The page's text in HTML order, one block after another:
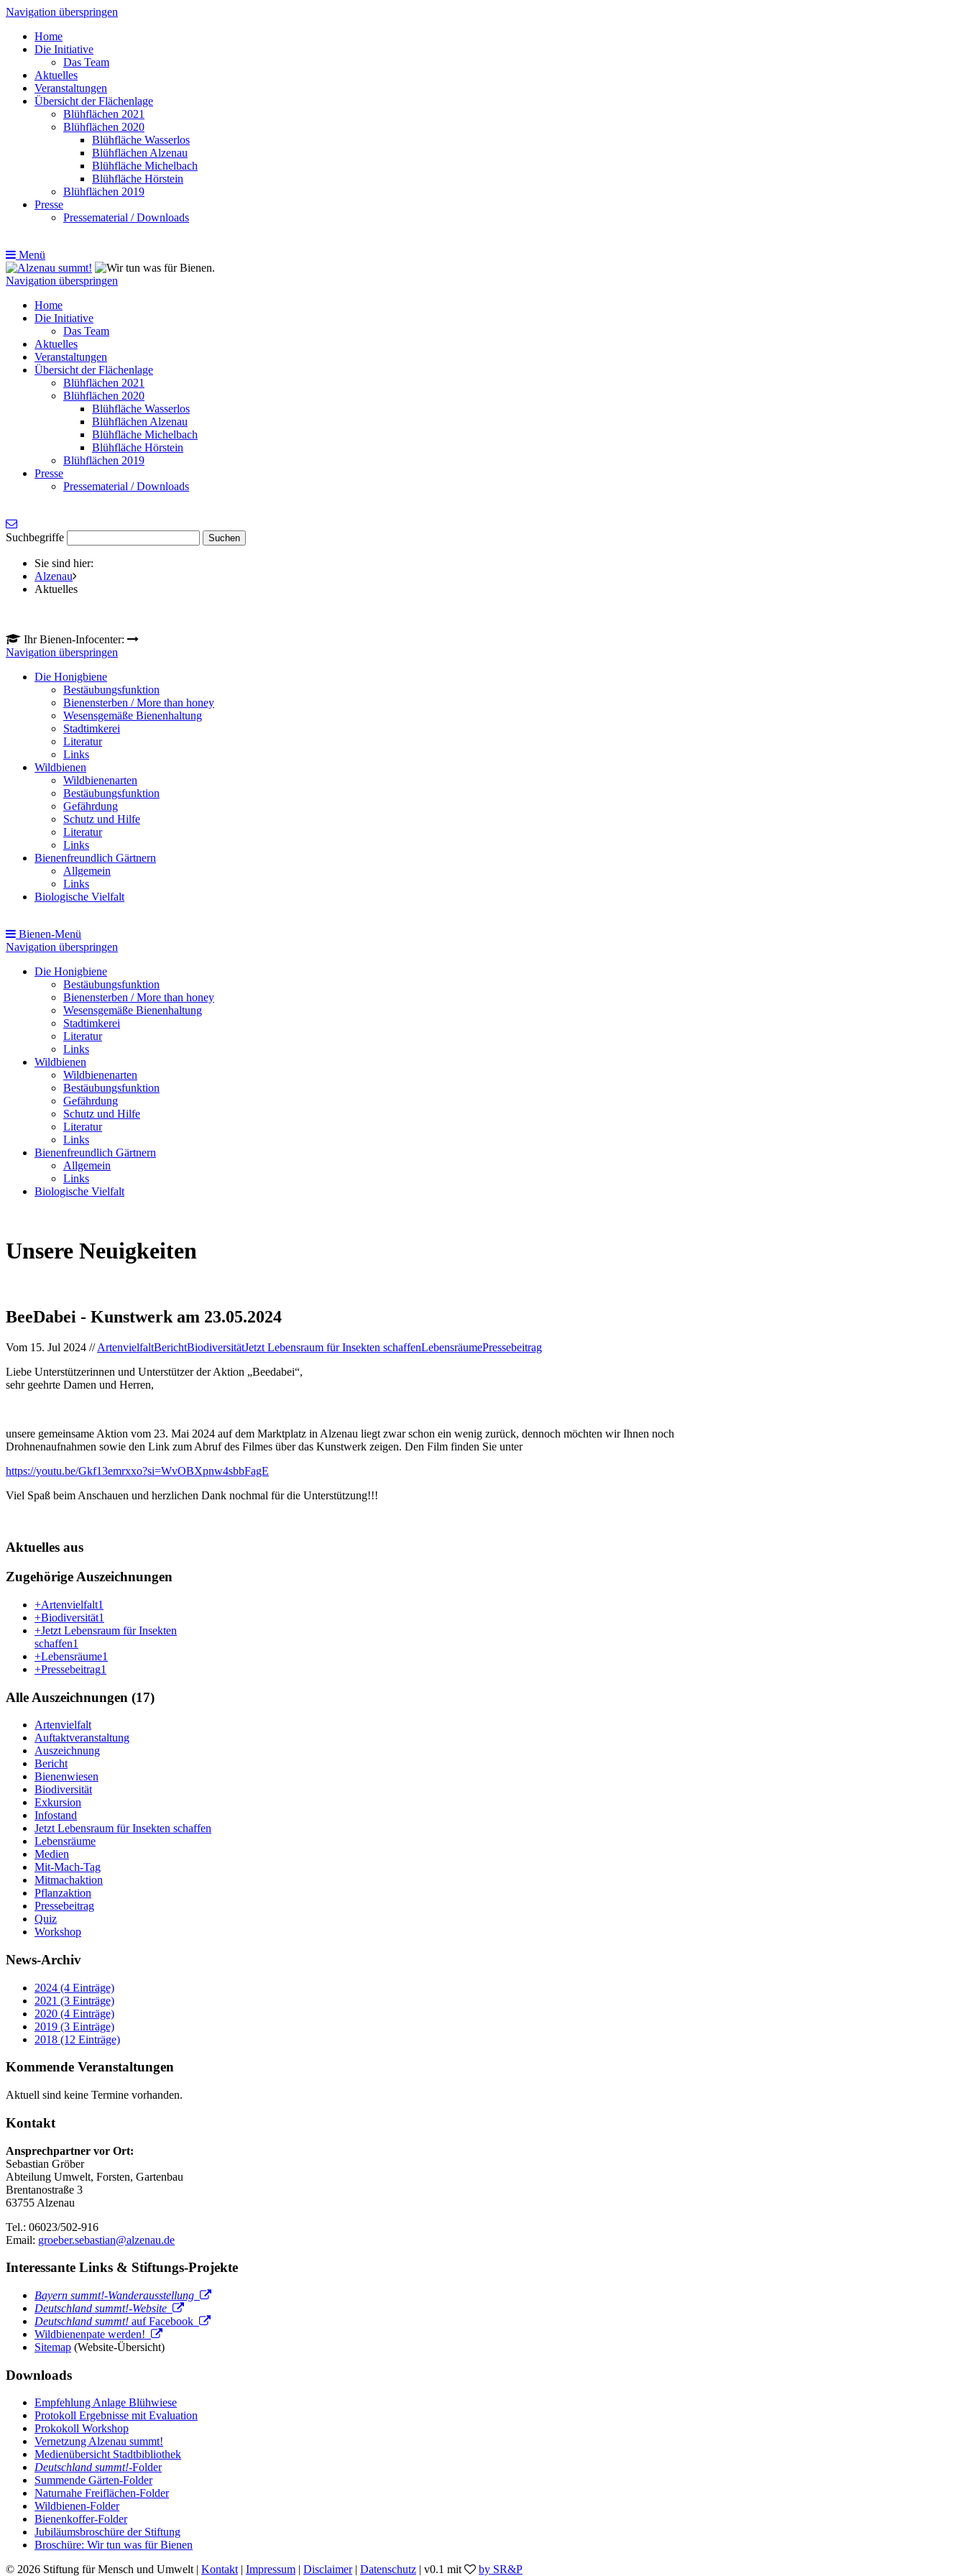
Navigation überspringen
Home
Die Initiative
Das Team
Aktuelles
Veranstaltungen
Übersicht der Flächenlage
Blühflächen 2021
Blühflächen 2020
Blühfläche Wasserlos
Blühflächen Alzenau
Blühfläche Michelbach
Blühfläche Hörstein
Blühflächen 2019
Presse
Pressematerial / Downloads
Menü
Navigation überspringen
Home
Die Initiative
Das Team
Aktuelles
Veranstaltungen
Übersicht der Flächenlage
Blühflächen 2021
Blühflächen 2020
Blühfläche Wasserlos
Blühflächen Alzenau
Blühfläche Michelbach
Blühfläche Hörstein
Blühflächen 2019
Presse
Pressematerial / Downloads
Suchbegriffe
Sie sind hier:
Alzenau
Aktuelles
Ihr Bienen-Infocenter:
Navigation überspringen
Die Honigbiene
Bestäubungsfunktion
Bienensterben / More than honey
Wesensgemäße Bienenhaltung
Stadtimkerei
Literatur
Links
Wildbienen
Wildbienenarten
Bestäubungsfunktion
Gefährdung
Schutz und Hilfe
Literatur
Links
Bienenfreundlich Gärtnern
Allgemein
Links
Biologische Vielfalt
Bienen-Menü
Navigation überspringen
Die Honigbiene
Bestäubungsfunktion
Bienensterben / More than honey
Wesensgemäße Bienenhaltung
Stadtimkerei
Literatur
Links
Wildbienen
Wildbienenarten
Bestäubungsfunktion
Gefährdung
Schutz und Hilfe
Literatur
Links
Bienenfreundlich Gärtnern
Allgemein
Links
Biologische Vielfalt
Unsere Neuigkeiten
BeeDabei - Kunstwerk am 23.05.2024
Vom 15. Jul 2024 //ArtenvielfaltBerichtBiodiversitätJetzt Lebensraum für Insekten schaffenLebensräumePressebeitrag
Liebe Unterstützerinnen und Unterstützer der Aktion „Beedabei“,
sehr geehrte Damen und Herren,
unsere gemeinsame Aktion vom 23. Mai 2024 auf dem Marktplatz in Alzenau liegt zwar schon ein wenig zurück, dennoch möchten wir Ihnen noch
Drohnenaufnahmen sowie den Link zum Abruf des Filmes über das Kunstwerk zeigen. Den Film finden Sie unter
https://youtu.be/Gkf13emrxxo?si=WvOBXpnw4sbbFagE
Viel Spaß beim Anschauen und herzlichen Dank nochmal für die Unterstützung!!!
Aktuelles aus
Zugehörige Auszeichnungen
+Artenvielfalt1
+Biodiversität1
+Jetzt Lebensraum für Insekten
schaffen1
+Lebensräume1
+Pressebeitrag1
Alle Auszeichnungen (17)
Artenvielfalt
Auftaktveranstaltung
Auszeichnung
Bericht
Bienenwiesen
Biodiversität
Exkursion
Infostand
Jetzt Lebensraum für Insekten schaffen
Lebensräume
Medien
Mit-Mach-Tag
Mitmachaktion
Pflanzaktion
Pressebeitrag
Quiz
Workshop
News-Archiv
2024 (4 Einträge)
2021 (3 Einträge)
2020 (4 Einträge)
2019 (3 Einträge)
2018 (12 Einträge)
Kommende Veranstaltungen
Aktuell sind keine Termine vorhanden.
Kontakt
Ansprechpartner vor Ort:
Sebastian Gröber
Abteilung Umwelt, Forsten, Gartenbau
Brentanostraße 3
63755 Alzenau
Tel.: 06023/502-916
Email: groeber.sebastian@alzenau.de
Interessante Links & Stiftungs-Projekte
Bayern summt!-Wanderausstellung
Deutschland summt!-Website
Deutschland summt! auf Facebook
Wildbienenpate werden!
Sitemap (Website-Übersicht)
Downloads
Empfehlung Anlage Blühwiese
Protokoll Ergebnisse mit Evaluation
Prokokoll Workshop
Vernetzung Alzenau summt!
Medienübersicht Stadtbibliothek
Deutschland summt!-Folder
Summende Gärten-Folder
Naturnahe Freiflächen-Folder
Wildbienen-Folder
Bienenkoffer-Folder
Jubiläumsbroschüre der Stiftung
Broschüre: Wir tun was für Bienen
© 2026 Stiftung für Mensch und Umwelt | Kontakt| Impressum Disclaimer| Datenschutz | v0.1 mit by SR&P